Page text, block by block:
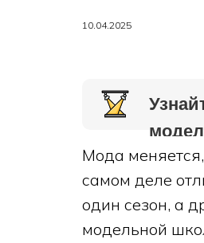
10.04.2025
Мода
самом деле
один сезон, а
модельной